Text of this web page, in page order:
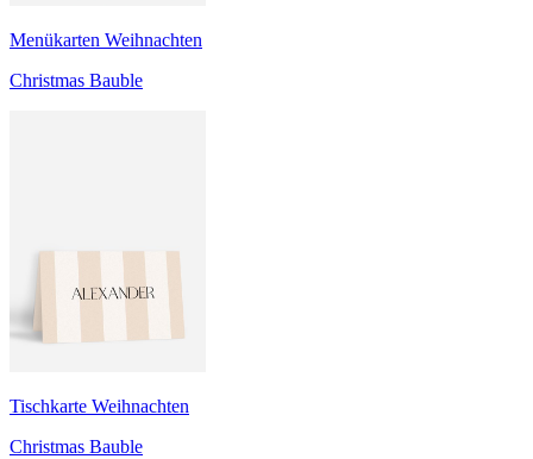
Menükarten Weihnachten
Christmas Bauble
Tischkarte Weihnachten
Christmas Bauble